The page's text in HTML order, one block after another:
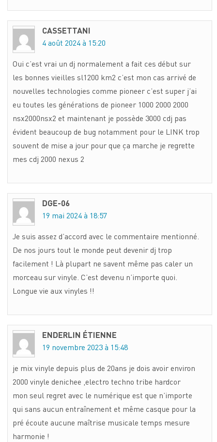
CASSETTANI
4 août 2024 à 15:20
Oui c’est vrai un dj normalement a fait ces début sur
les bonnes vieilles sl1200 km2 c’est mon cas arrivé de
nouvelles technologies comme pioneer c’est super j’ai
eu toutes les générations de pioneer 1000 2000 2000
nsx2000nsx2 et maintenant je possède 3000 cdj pas
évident beaucoup de bug notamment pour le LINK trop
souvent de mise a jour pour que ça marche je regrette
mes cdj 2000 nexus 2
DGE-06
19 mai 2024 à 18:57
Je suis assez d’accord avec le commentaire mentionné.
De nos jours tout le monde peut devenir dj trop
facilement ! Là plupart ne savent même pas caler un
morceau sur vinyle. C’est devenu n’importe quoi.
Longue vie aux vinyles !!
ENDERLIN ÉTIENNE
19 novembre 2023 à 15:48
je mix vinyle depuis plus de 20ans je dois avoir environ
2000 vinyle denichee ,electro techno tribe hardcor
mon seul regret avec le numérique est que n’importe
qui sans aucun entraînement et même casque pour la
pré écoute aucune maîtrise musicale temps mesure
harmonie !